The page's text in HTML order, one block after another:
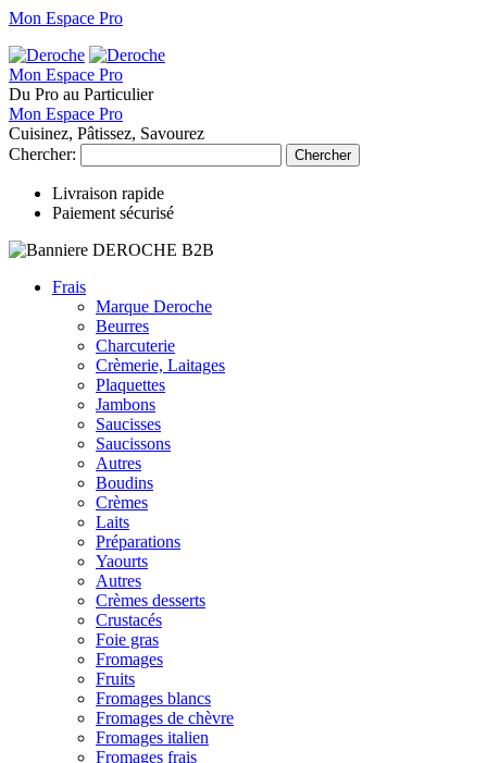
Mon Espace Pro
Mon Espace Pro
Du Pro au Particulier
Mon Espace Pro
Cuisinez, Pâtissez, Savourez
Chercher:
Chercher
Livraison rapide
Paiement sécurisé
Frais
Marque Deroche
Beurres
Charcuterie
Crèmerie, Laitages
Plaquettes
Jambons
Saucisses
Saucissons
Autres
Boudins
Crèmes
Laits
Préparations
Yaourts
Autres
Crèmes desserts
Crustacés
Foie gras
Fromages
Fruits
Fromages blancs
Fromages de chèvre
Fromages italien
Fromages frais